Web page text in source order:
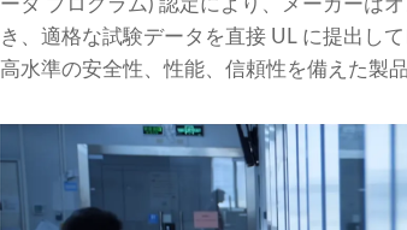
ータ プログラム) 認定により、メーカーは
き、適格な試験データを直接 UL に提出し
高水準の安全性、性能、信頼性を備えた製